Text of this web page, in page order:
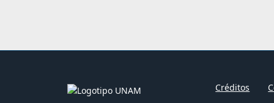
Créditos